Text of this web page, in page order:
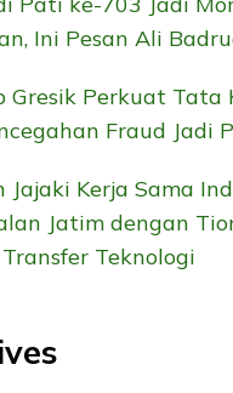
Ini Pesan Ali
Gresik Perkuat Tata
Fraud Jadi
Jajaki Kerja Sama
Jatim dengan
Teknologi